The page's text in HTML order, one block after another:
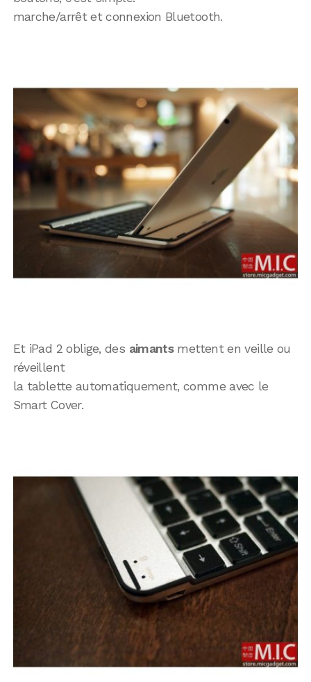
marche/arrêt et connexion Bluetooth.
Et iPad 2 oblige, des aimantsmettent en veille ou
réveillent
la tablette automatiquement, comme avec le
Smart Cover.